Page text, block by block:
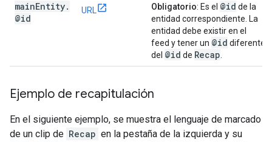
mainEntity.
@id
URL Obligatorio: Es el @id de la
entidad correspondiente. La
entidad debe existir en el
feed y tener un @id diferente
del @id de Recap
Ejemplo de recapitulación
En el siguiente ejemplo, se muestra el lenguaje de marcado
de un clip de Recap en la pestaña de la izquierda y su